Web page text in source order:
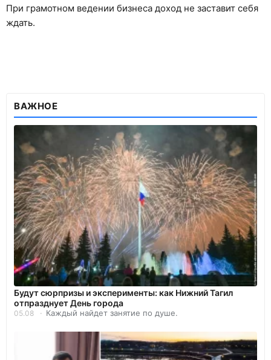
При грамотном ведении бизнеса доход не заставит себя
ждать.
ВАЖНОЕ
Будут сюрпризы и эксперименты: как Нижний Тагил
отпразднует День города
05.08 Каждый найдет занятие по душе.